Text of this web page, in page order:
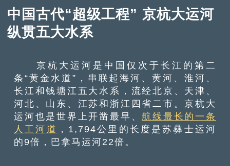
中国古代“超级工程” 京杭大运河
纵贯五大水系
京杭大运河是中国仅次于长江的第二
条“黄金水道”，串联起海河、黄河、淮河、
长江和钱塘江五大水系，流经北京、天津、
河北、山东、江苏和浙江四省二市。京杭大
运河也是世界上开凿最早、航线最长的一条
人工河道 ，1,794公里的长度是苏彝士运河
的9倍，巴拿马运河22倍。